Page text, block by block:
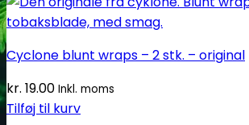
Cyclone blunt wraps – 2 stk. – original
kr. 19.00 Inkl. moms
Tilføj til kurv